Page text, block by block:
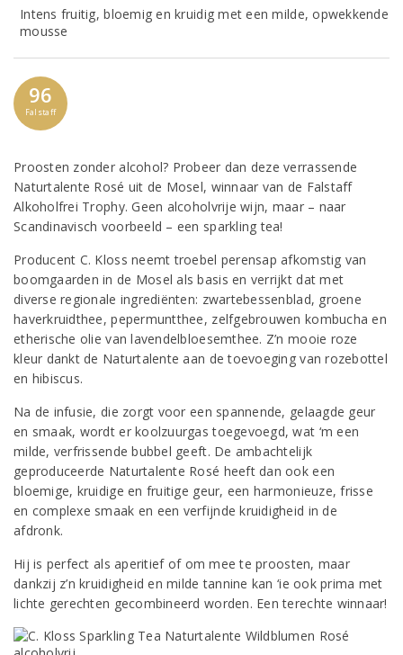
Intens fruitig, bloemig en kruidig met een milde, opwekkende
mousse
96
Falstaff
Proosten zonder alcohol? Probeer dan deze verrassende
Naturtalente Rosé uit de Mosel, winnaar van de Falstaff
Alkoholfrei Trophy. Geen alcoholvrije wijn, maar – naar
Scandinavisch voorbeeld – een sparkling tea!
Producent C. Kloss neemt troebel perensap afkomstig van
boomgaarden in de Mosel als basis en verrijkt dat met
diverse regionale ingrediënten: zwartebessenblad, groene
haverkruidthee, pepermuntthee, zelfgebrouwen kombucha en
etherische olie van lavendelbloesemthee. Z’n mooie roze
kleur dankt de Naturtalente aan de toevoeging van rozebottel
en hibiscus.
Na de infusie, die zorgt voor een spannende, gelaagde geur
en smaak, wordt er koolzuurgas toegevoegd, wat ‘m een
milde, verfrissende bubbel geeft. De ambachtelijk
geproduceerde Naturtalente Rosé heeft dan ook een
bloemige, kruidige en fruitige geur, een harmonieuze, frisse
en complexe smaak en een verfijnde kruidigheid in de
afdronk.
Hij is perfect als aperitief of om mee te proosten, maar
dankzij z’n kruidigheid en milde tannine kan ‘ie ook prima met
lichte gerechten gecombineerd worden. Een terechte winnaar!